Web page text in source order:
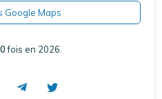
Google Maps
fois en 2026